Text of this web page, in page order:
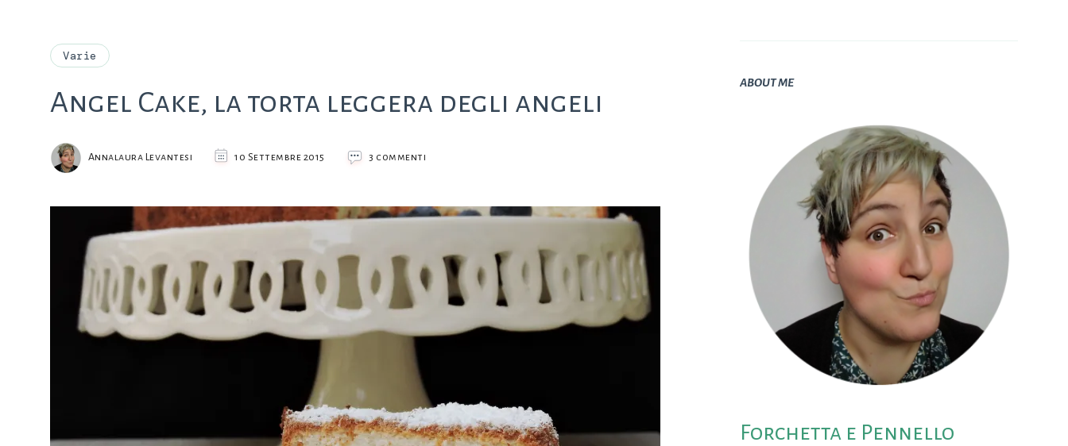
Varie
Angel Cake, la torta leggera degli angeli
Annalaura Levantesi 10 Settembre 2015 3 commenti
la
torta
degli
angeli
ABOUT ME
Forchetta e Pennello